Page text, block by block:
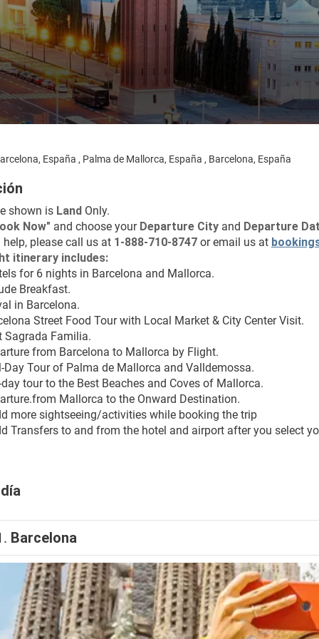
España , Palma de Mallorca, España , Barcelona, España
shown is Land Only.
Now" and choose your Departure City and Departure
help, please call us at 1-888-710-8747 or email us at
itinerary includes:
for 6 nights in Barcelona and Mallorca.
Breakfast.
in Barcelona.
Street Food Tour with Local Market & City Center Visit.
Sagrada Familia.
from Barcelona to Mallorca by Flight.
Tour of Palma de Mallorca and Valldemossa.
tour to the Best Beaches and Coves of Mallorca.
Mallorca to the Onward Destination.
more sightseeing/activities while booking the trip
Transfers to and from the hotel and airport after you select
Barcelona